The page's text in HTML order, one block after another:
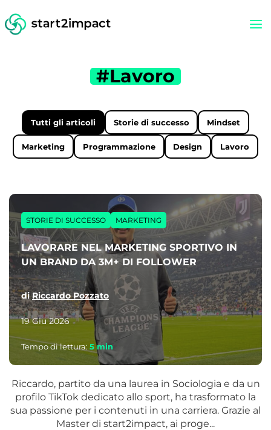
#Lavoro
Tutti gli articoli Storie di successo Mindset
Marketing Programmazione Design Lavoro
STORIE DI SUCCESSO MARKETING
LAVORARE NEL MARKETING SPORTIVO IN
UN BRAND DA 3M+ DI FOLLOWER
diRiccardo Pozzato
19 Giu 2026
Tempo di lettura: 5min
Riccardo, partito da una laurea in Sociologia e da un
profilo TikTok dedicato allo sport, ha trasformato la
sua passione per i contenuti in una carriera. Grazie al
Master di start2impact, ai proge...